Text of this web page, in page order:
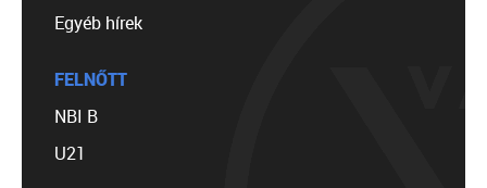
Egyéb hírek
FELNŐTT
NBI B
U21